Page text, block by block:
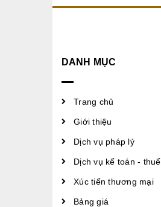
DANH MỤC
Trang chủ
Giới thiệu
Dịch vụ pháp lý
Dịch vụ kế toán - thuế
Xúc tiến thương mại
Bảng giá